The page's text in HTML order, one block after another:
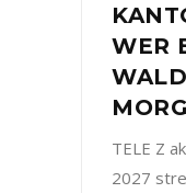
WER
TELE Z
2027